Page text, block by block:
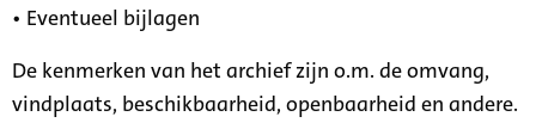
• Eventueel bijlagen
De kenmerken van het archief zijn o.m. de omvang,
vindplaats, beschikbaarheid, openbaarheid en andere.